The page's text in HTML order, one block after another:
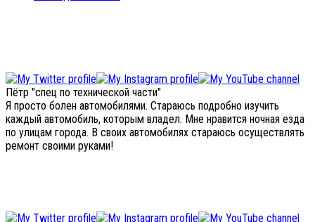
Пётр "спец по технической части"
Я просто болен автомобилями. Стараюсь подробно изучить
каждый автомобиль, которым владел. Мне нравится ночная езда
по улицам города. В своих автомобилях стараюсь осуществлять
ремонт своими руками!